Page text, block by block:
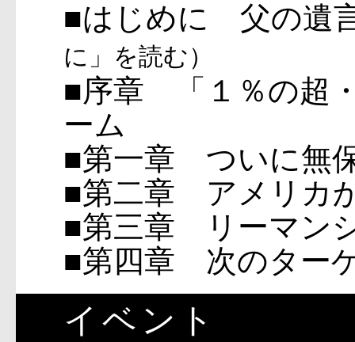
■はじめに 父の
に」を読む）
■序章 「１％の超
ーム
■第一章 ついに無
■第二章 アメリカ
■第三章 リーマン
■第四章 次のター
イベント